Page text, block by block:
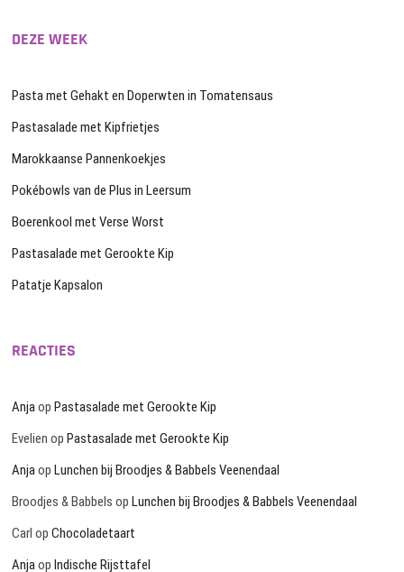
DEZE WEEK
Pasta met Gehakt en Doperwten in Tomatensaus
Pastasalade met Kipfrietjes
Marokkaanse Pannenkoekjes
Pokébowls van de Plus in Leersum
Boerenkool met Verse Worst
Pastasalade met Gerookte Kip
Patatje Kapsalon
REACTIES
Anja opPastasalade met Gerookte Kip
Evelien opPastasalade met Gerookte Kip
Anja opLunchen bij Broodjes & Babbels Veenendaal
Broodjes & Babbels opLunchen bij Broodjes & Babbels Veenendaal
Carl opChocoladetaart
Anja opIndische Rijsttafel